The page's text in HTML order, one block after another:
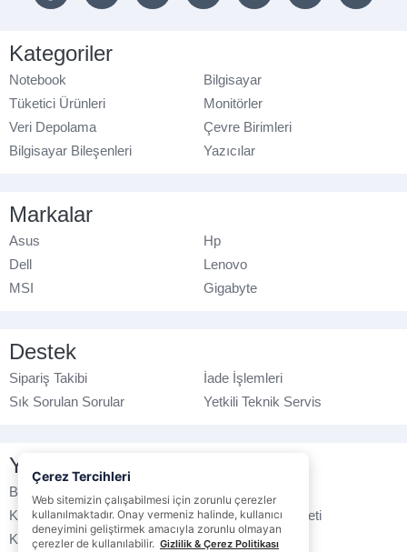
Kategoriler
Notebook
Bilgisayar
Tüketici Ürünleri
Monitörler
Veri Depolama
Çevre Birimleri
Bilgisayar Bileşenleri
Yazıcılar
Markalar
Asus
Hp
Dell
Lenovo
MSI
Gigabyte
Destek
Sipariş Takibi
İade İşlemleri
Sık Sorulan Sorular
Yetkili Teknik Servis
Yasal Bilgilendirme
Banka Hesap No
Kullanım Koşulları
Ticari Elektronik İleti
K.V.K.K. Politikası
Veri Gizliliği
Çerez Tercihleri
Web sitemizin çalışabilmesi için zorunlu çerezler
kullanılmaktadır. Onay vermeniz halinde, kullanıcı
deneyimini geliştirmek amacıyla zorunlu olmayan
çerezler de kullanılabilir. Gizlilik & Çerez Politikası